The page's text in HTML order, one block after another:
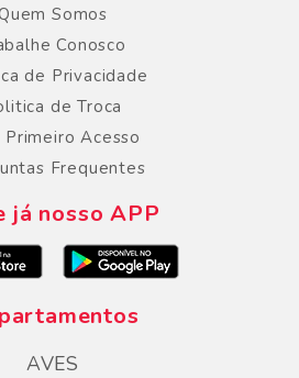
Somos
Conosco
de Privacidade
de Troca
Primeiro Acesso
Frequentes
já nosso APP
AVES